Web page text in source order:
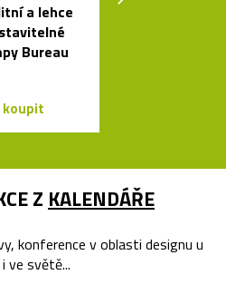
a lehce
Bureau
koupit
Z KALENDÁŘE
konference v oblasti designu u
ve světě...